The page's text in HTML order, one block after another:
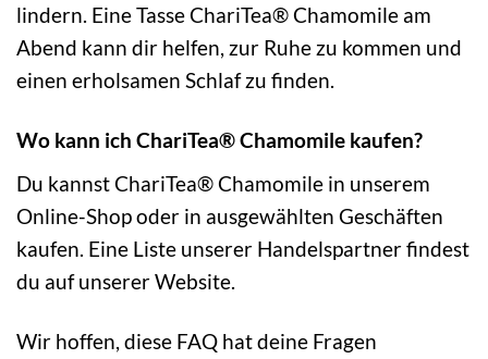
lindern. Eine Tasse ChariTea® Chamomile am
Abend kann dir helfen, zur Ruhe zu kommen und
einen erholsamen Schlaf zu finden.
Wo kann ich ChariTea® Chamomile kaufen?
Du kannst ChariTea® Chamomile in unserem
Online-Shop oder in ausgewählten Geschäften
kaufen. Eine Liste unserer Handelspartner findest
du auf unserer Website.
Wir hoffen, diese FAQ hat deine Fragen